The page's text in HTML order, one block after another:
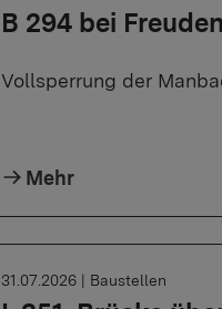
B 294 bei
Vollsperrung der
Mehr
31.07.2026 | Baustellen